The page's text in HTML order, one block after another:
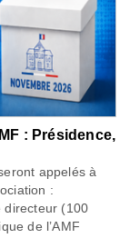
: Présidence,
appelés à
:
directeur (100
de l’AMF